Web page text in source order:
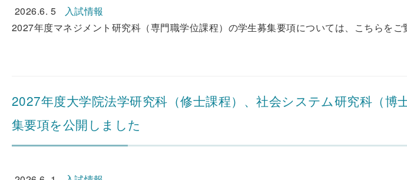
2026.6. 5
入試情報
2027年度マネジメント研究科（専門職学位課程）の学生募集要項については、こちらをご
2027年度大学院法学研究科（修士課程）、社会システム研究科（博
集要項を公開しました